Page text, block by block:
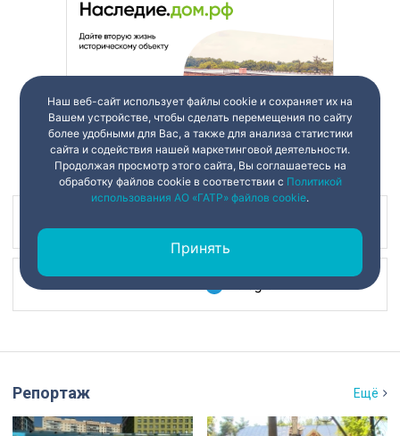
Репортаж Ещё
Наш веб-сайт использует файлы cookie и сохраняет их на
Вашем устройстве, чтобы сделать перемещения по сайту
более удобными для Вас, а также для анализа статистики
сайта и содействия нашей маркетинговой деятельности.
Продолжая просмотр этого сайта, Вы соглашаетесь на
обработку файлов cookie в соответствии с Политикой
использования АО «ГАТР» файлов cookie.
Принять